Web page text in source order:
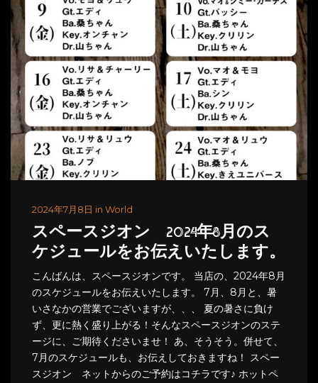
2024年7月8日 in World
スペースジオン 2024年8月のス
ケジュールをお伝えいたします。
こんばんは、スペースジオンです。 当店の、2024年8月
のスケジュールをお伝えいたします。 7月、8月と、暑
いさなかの営業でございますが、、、 夏の暑さに負け
ず、更に熱く盛り上がる！そんなスペースジオンのステ
ージに、ご期待くださいませ！ あ、そうそう。併せて、
7月のスケジュールも、お伝えしておきますね！ スペー
スジオン ネットからのご予約はコチラです♪ ホットペ